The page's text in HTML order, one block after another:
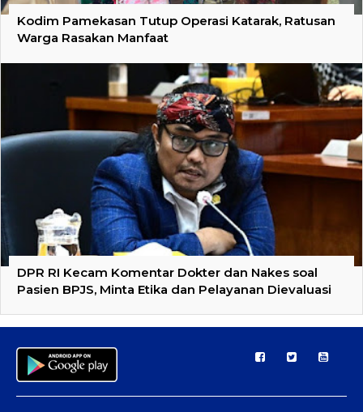
Kodim Pamekasan Tutup Operasi Katarak, Ratusan
Warga Rasakan Manfaat
DPR RI Kecam Komentar Dokter dan Nakes soal
Pasien BPJS, Minta Etika dan Pelayanan Dievaluasi